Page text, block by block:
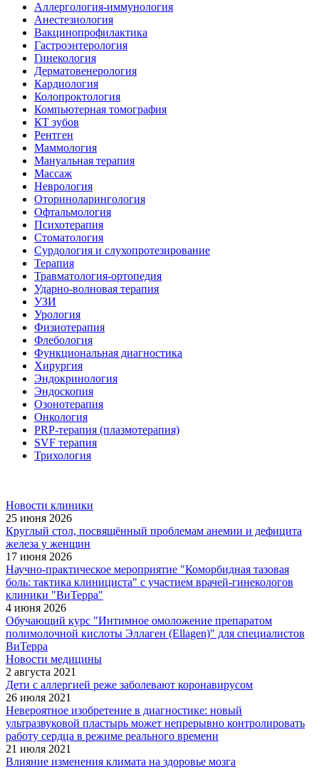
Аллергология-иммунология
Анестезиология
Вакцинопрофилактика
Гастроэнтерология
Гинекология
Дерматовенерология
Кардиология
Колопроктология
Компьютерная томография
КТ зубов
Рентген
Маммология
Мануальная терапия
Массаж
Неврология
Оториноларингология
Офтальмология
Психотерапия
Стоматология
Сурдология и слухопротезирование
Терапия
Травматология-ортопедия
Ударно-волновая терапия
УЗИ
Урология
Физиотерапия
Флебология
Функциональная диагностика
Хирургия
Эндокринология
Эндоскопия
Озонотерапия
Онкология
PRP-терапия (плазмотерапия)
SVF терапия
Трихология
Новости клиники
25 июня 2026
Круглый стол, посвящённый проблемам анемии и дефицита
железа у женщин
17 июня 2026
Научно-практическое мероприятие "Коморбидная тазовая
боль: тактика клинициста" с участием врачей-гинекологов
клиники "ВиТерра"
4 июня 2026
Обучающий курс "Интимное омоложение препаратом
полимолочной кислоты Эллаген (Ellagen)" для специалистов
ВиТерра
Новости медицины
2 августа 2021
Дети с аллергией реже заболевают коронавирусом
26 июля 2021
Невероятное изобретение в диагностике: новый
ультразвуковой пластырь может непрерывно контролировать
работу сердца в режиме реального времени
21 июля 2021
Влияние изменения климата на здоровье мозга